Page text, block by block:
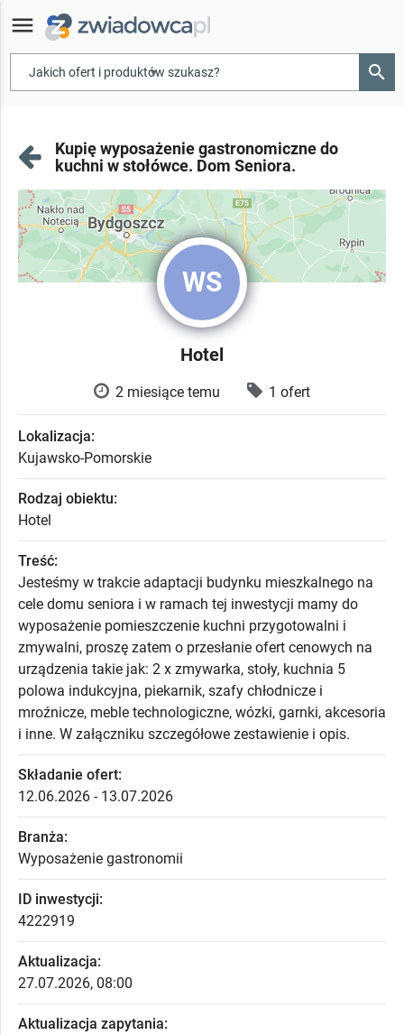
menu
▾ search
Kupię wyposażenie gastronomiczne do
kuchni w stołówce. Dom Seniora.
WS
Hotel
2 miesiące temu 1 ofert
Lokalizacja:
Kujawsko-Pomorskie
Rodzaj obiektu:
Hotel
Treść:
Jesteśmy w trakcie adaptacji budynku mieszkalnego na
cele domu seniora i w ramach tej inwestycji mamy do
wyposażenie pomieszczenie kuchni przygotowalni i
zmywalni, proszę zatem o przesłanie ofert cenowych na
urządzenia takie jak: 2 x zmywarka, stoły, kuchnia 5
polowa indukcyjna, piekarnik, szafy chłodnicze i
mroźnicze, meble technologiczne, wózki, garnki, akcesoria
i inne. W załączniku szczegółowe zestawienie i opis.
Składanie ofert:
12.06.2026 - 13.07.2026
Branża:
Wyposażenie gastronomii
ID inwestycji:
4222919
Aktualizacja:
27.07.2026, 08:00
Aktualizacja zapytania: